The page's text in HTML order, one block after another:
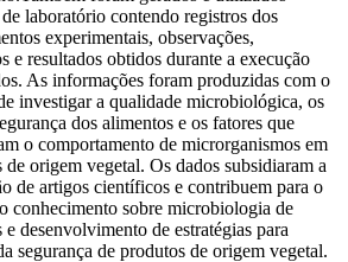
laboratório contendo registros dos
experimentais, observações,
e resultados obtidos durante a execução
As informações foram produzidas com o
investigar a qualidade microbiológica, os
dos alimentos e os fatores que
o comportamento de microrganismos em
de origem vegetal. Os dados subsidiaram a
de artigos científicos e contribuem para o
conhecimento sobre microbiologia de
e desenvolvimento de estratégias para
segurança de produtos de origem vegetal.